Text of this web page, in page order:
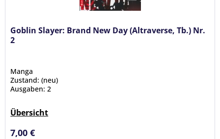
Goblin Slayer: Brand New Day (Altraverse, Tb.) Nr.
2
Manga
Zustand: (neu)
Ausgaben: 2
Übersicht
7,00 €